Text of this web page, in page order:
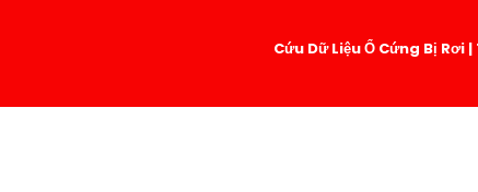
Cứu Dữ Liệu Ổ Cứng Bị Rơi